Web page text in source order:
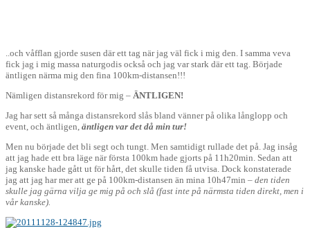
..och våfflan gjorde susen där ett tag när jag väl fick i mig den. I samma veva
fick jag i mig massa naturgodis också och jag var stark där ett tag. Började
äntligen närma mig den fina 100km-distansen!!!
Nämligen distansrekord för mig – ÄNTLIGEN!
Jag har sett så många distansrekord slås bland vänner på olika långlopp och
event, och äntligen, äntligen var det då min tur!
Men nu började det bli segt och tungt. Men samtidigt rullade det på. Jag insåg
att jag hade ett bra läge när första 100km hade gjorts på 11h20min. Sedan att
jag kanske hade gått ut för hårt, det skulle tiden få utvisa. Dock konstaterade
jag att jag har mer att ge på 100km-distansen än mina 10h47min – den tiden
skulle jag gärna vilja ge mig på och slå (fast inte på närmsta tiden direkt, men i
vår kanske).